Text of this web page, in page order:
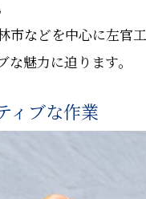
などを中心に左官
魅力に迫ります。
ィブな作業